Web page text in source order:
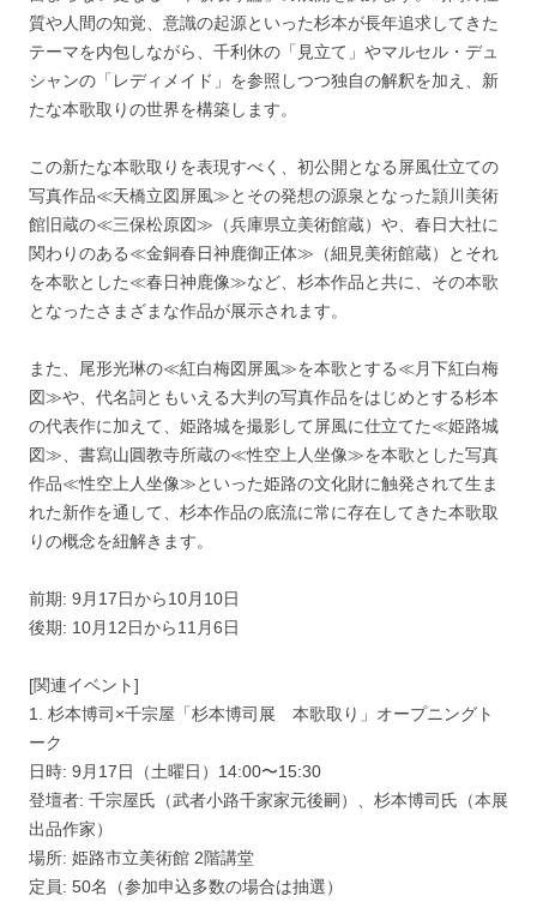
質や人間の知覚、意識の起源といった杉本が長年追求してきた
テーマを内包しながら、千利休の「見立て」やマルセル・デュ
シャンの「レディメイド」を参照しつつ独自の解釈を加え、新
たな本歌取りの世界を構築します。
この新たな本歌取りを表現すべく、初公開となる屏風仕立ての
写真作品≪天橋立図屏風≫とその発想の源泉となった頴川美術
館旧蔵の≪三保松原図≫（兵庫県立美術館蔵）や、春日大社に
関わりのある≪金銅春日神鹿御正体≫（細見美術館蔵）とそれ
を本歌とした≪春日神鹿像≫など、杉本作品と共に、その本歌
となったさまざまな作品が展示されます。
また、尾形光琳の≪紅白梅図屏風≫を本歌とする≪月下紅白梅
図≫や、代名詞ともいえる大判の写真作品をはじめとする杉本
の代表作に加えて、姫路城を撮影して屏風に仕立てた≪姫路城
図≫、書寫山圓教寺所蔵の≪性空上人坐像≫を本歌とした写真
作品≪性空上人坐像≫といった姫路の文化財に触発されて生ま
れた新作を通して、杉本作品の底流に常に存在してきた本歌取
りの概念を紐解きます。
前期: 9月17日から10月10日
後期: 10月12日から11月6日
[関連イベント]
1. 杉本博司×千宗屋「杉本博司展 本歌取り」オープニングト
ーク
日時: 9月17日（土曜日）14:00〜15:30
登壇者: 千宗屋氏（武者小路千家家元後嗣）、杉本博司氏（本展
出品作家）
場所: 姫路市立美術館 2階講堂
定員: 50名（参加申込多数の場合は抽選）